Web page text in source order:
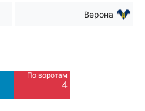
Верона
По воротам
4